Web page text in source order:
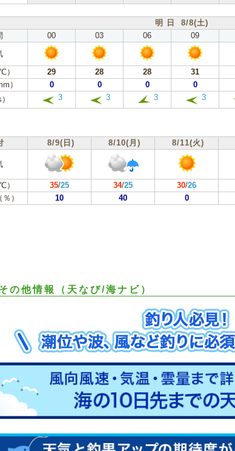
明 日 8/8(土)
00 03 06 09
29 28 28 31
）
0 0 0 0
3 3 3 3
8/9(日) 8/10(月) 8/11(火)
35/25 34/25 30/26
）
10 40 0
の他情報（天なび/海ナビ）